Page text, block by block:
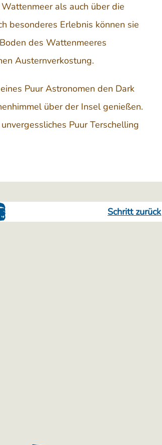
als auch über die
besonderes Erlebnis können sie
des Wattenmeeres
Austernverkostung.
Puur Astronomen den Dark
über der Insel genießen.
Puur Terschelling
Schritt zurück